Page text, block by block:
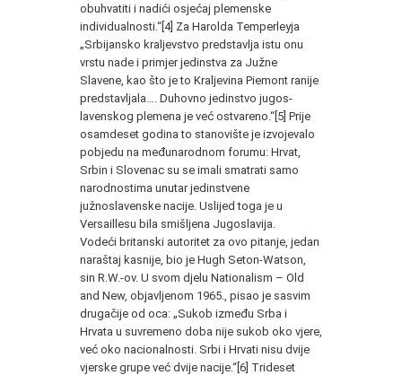
obuhvatiti i nadići osjećaj plemenske
individualnosti.“[4] Za Harolda Temperleyja
„Srbijansko kraljevstvo predstavlja istu onu
vrstu nade i primjer jedinstva za Južne
Slavene, kao što je to Kraljevina Piemont ranije
predstavljala…. Duhovno jedinstvo jugos­
lavenskog plemena je već ostvareno.“[5] Prije
osamdeset godina to stanovište je izvojevalo
pobjedu na međunarodnom forumu: Hr­vat,
Srbin i Slovenac su se imali smatrati samo
narodnostima unutar jedinstvene
južnoslavenske nacije. Uslijed toga je u
Versaillesu bila smišljena Jugoslavija.
Vodeći britanski autoritet za ovo pitanje, jedan
naraštaj kas­nije, bio je Hugh Seton-Watson,
sin R.W.-ov. U svom djelu Nati­onalism – Old
and New, objavljenom 1965., pisao je sasvim
dru­gačije od oca: „Sukob između Srba i
Hrvata u suvremeno doba nije sukob oko vjere,
već oko nacionalnosti. Srbi i Hrvati nisu dvije
vjerske grupe već dvije nacije.“[6] Trideset